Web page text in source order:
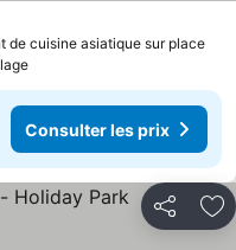
de cuisine asiatique sur place
Consulter les prix
Partager